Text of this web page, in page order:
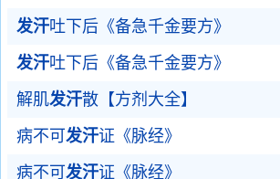
发汗吐下后《备急千金要方》
发汗吐下后《备急千金要方》
解肌发汗散【方剂大全】
病不可 发汗证《脉经》
病不可 发汗证《脉经》